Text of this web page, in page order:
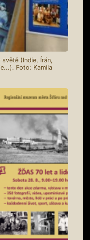
(Indie, Írán,
Foto: Kamila